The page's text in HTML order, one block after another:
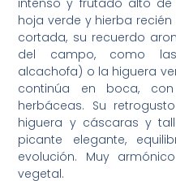
intenso y frutado alto de
hoja verde y hierba recién
cortada, su recuerdo
del campo, como
alcachofa) o la higuera
continúa en boca,
herbáceas. Su
higuera y cáscaras y
picante elegante,
evolución. Muy
vegetal.